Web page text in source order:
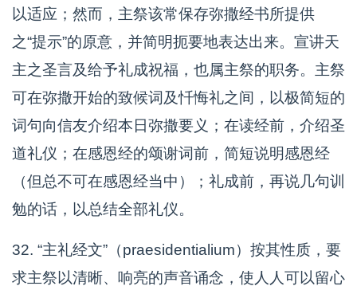
以适应；然而，主祭该常保存弥撒经书所提供
之“提示”的原意，并简明扼要地表达出来。宣讲天
主之圣言及给予礼成祝福，也属主祭的职务。主祭
可在弥撒开始的致候词及忏悔礼之间，以极简短的
词句向信友介绍本日弥撒要义；在读经前，介绍圣
道礼仪；在感恩经的颂谢词前，简短说明感恩经
（但总不可在感恩经当中）；礼成前，再说几句训
勉的话，以总结全部礼仪。
32. “主礼经文”（praesidentialium）按其性质，要
求主祭以清晰、响亮的声音诵念，使人人可以留心